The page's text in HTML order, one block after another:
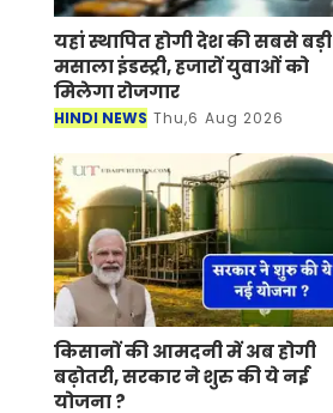
यहां स्थापित होगी देश की सबसे बड़ी
मसाला इंडस्ट्री, हजारों युवाओं को
मिलेगा रोजगार
HINDI NEWS Thu,6 Aug 2026
किसानों की आमदनी में अब होगी
बढ़ोतरी, सरकार ने शुरु की ये नई
योजना ?